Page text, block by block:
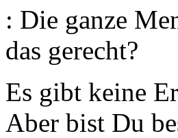
: Die ganze
das gerecht?
Es gibt keine
Aber bist Du